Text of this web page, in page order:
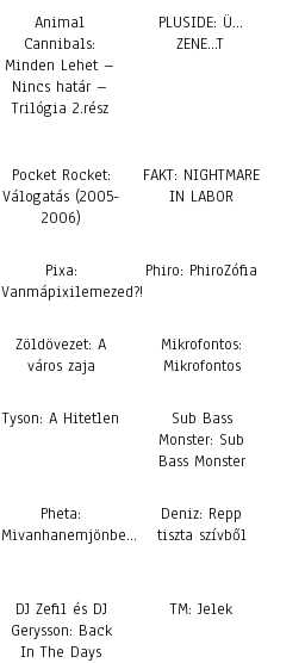
Animal
Cannibals:
Minden Lehet –
Nincs határ –
Trilógia 2.rész
PLUSIDE: Ü…
ZENE…T
Pocket Rocket:
Válogatás (2005-
2006)
FAKT: NIGHTMARE
IN LABOR
Pixa:
Vanmápixilemezed?!
Phiro: PhiroZófia
Zöldövezet: A
város zaja
Mikrofontos:
Mikrofontos
Tyson: A Hitetlen
Sub Bass
Monster: Sub
Bass Monster
Pheta:
Mivanhanemjönbe…
Deniz: Repp
tiszta szívből
DJ Zefil és DJ
Gerysson: Back
In The Days
TM: Jelek